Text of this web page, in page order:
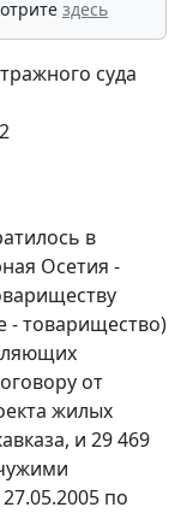
здесь
суда
в
Осетия -
- товарищество)
от
жилых
и 29 469
по